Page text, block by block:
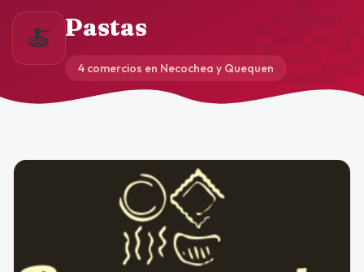
🍝 Pastas
4 comercios en Necochea y Quequen